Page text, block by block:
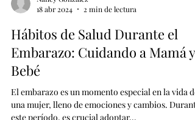
18 abr 2024
2 min de lectura
Hábitos de Salud Durante el
Embarazo: Cuidando a Mamá y a
Bebé
El embarazo es un momento especial en la vida de